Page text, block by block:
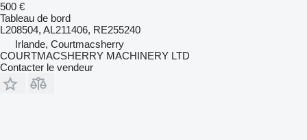
500 €
Tableau de bord
L208504, AL211406, RE255240
Irlande, Courtmacsherry
COURTMACSHERRY MACHINERY LTD
Contacter le vendeur